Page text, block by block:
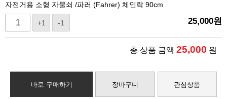
자전거용 소형 자물쇠 /파러 (Fahrer) 체인락 90cm
+1 -1 25,000원
총 상품 금액 25,000 원
바로 구매하기 장바구니 관심상품